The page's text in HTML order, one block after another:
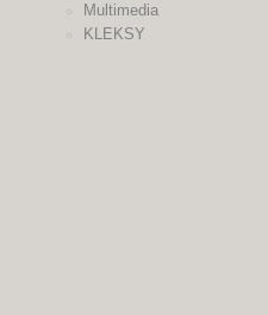
Multimedia
KLEKSY